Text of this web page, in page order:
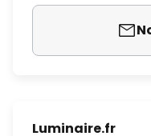
Luminaire.fr